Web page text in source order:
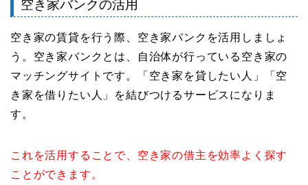
空き家バンクの活用
空き家の賃貸を行う際、空き家バンクを活用しましょ
う。空き家バンクとは、自治体が行っている空き家の
マッチングサイトです。「空き家を貸したい人」「空
き家を借りたい人」を結びつけるサービスになりま
す。
これを活用することで、空き家の借主を効率よく探す
ことができます。